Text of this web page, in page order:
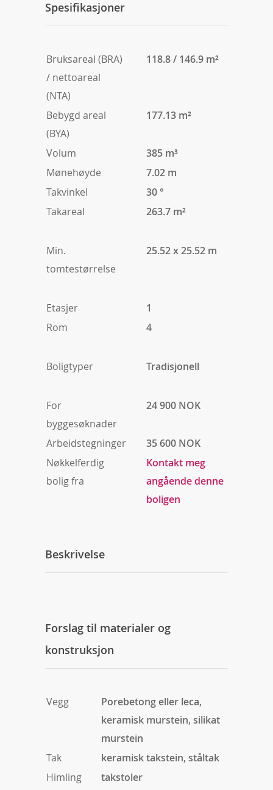
Spesifikasjoner
Bruksareal (BRA)
/ nettoareal
(NTA)
118.8 / 146.9 m²
Bebygd areal
(BYA)
177.13 m²
Volum
385 m³
Mønehøyde
7.02 m
Takvinkel
30 °
Takareal
263.7 m²
Min.
tomtestørrelse
25.52 x 25.52 m
Etasjer
1
Rom
4
Boligtyper Tradisjonell
For
byggesøknader
24 900 NOK
Arbeidstegninger
35 600 NOK
Nøkkelferdig
bolig fra
Kontakt meg
angående denne
boligen
Beskrivelse
Forslag til materialer og
konstruksjon
Vegg
Porebetong eller leca,
keramisk murstein, silikat
murstein
Tak
keramisk takstein, ståltak
Himling
takstoler